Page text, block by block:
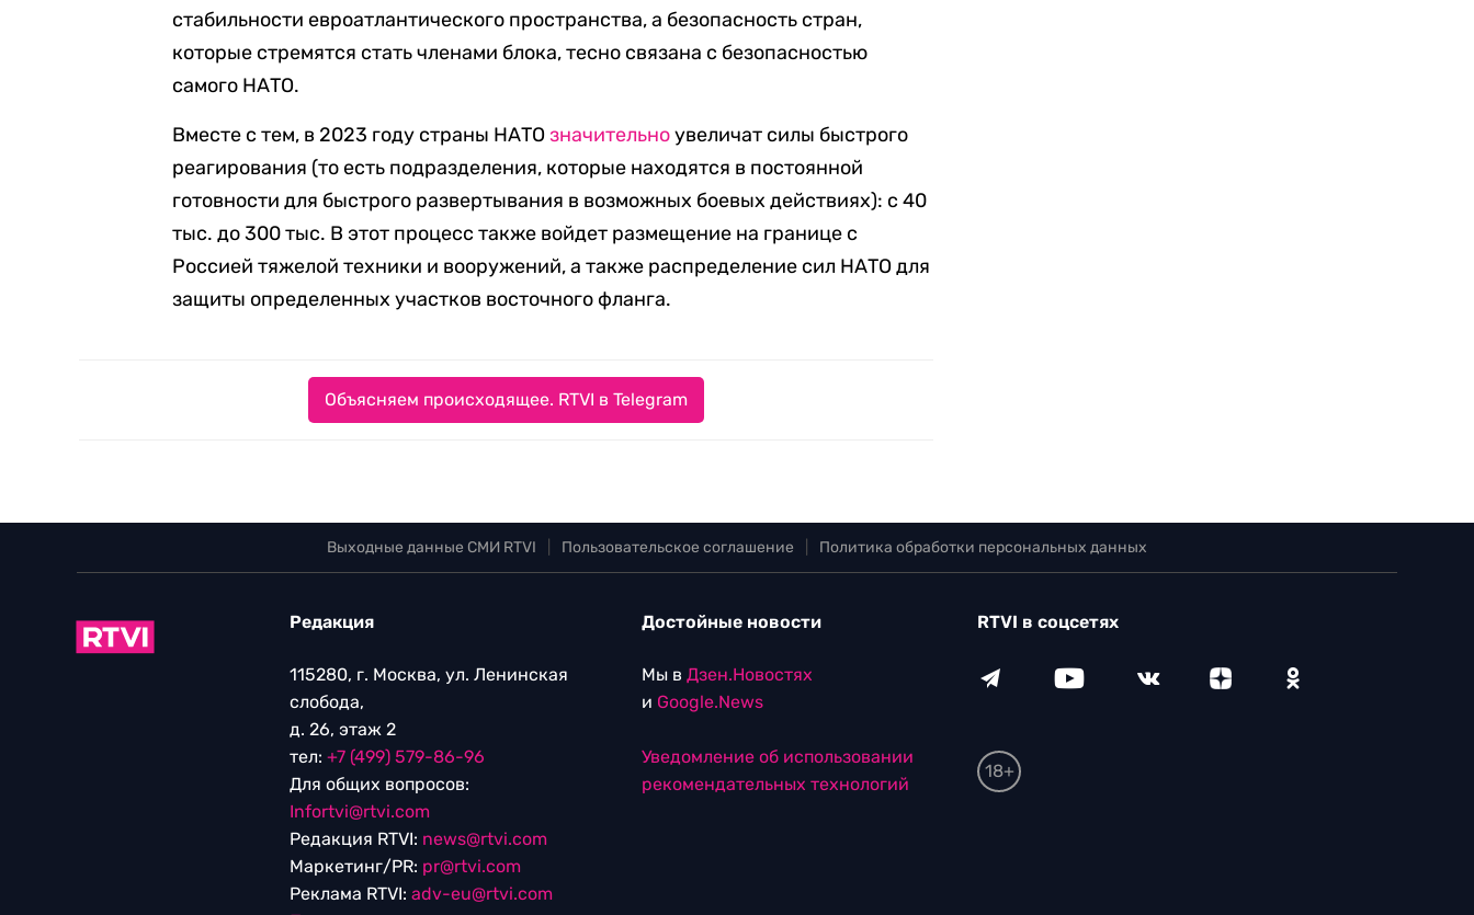
стабильности евроатлантического пространства, а безопасность стран,
которые стремятся стать членами блока, тесно связана с безопасностью
самого НАТО.
Вместе с тем, в 2023 году страны НАТОзначительноувеличат силы быстрого
реагирования (то есть подразделения, которые находятся в постоянной
готовности для быстрого развертывания в возможных боевых действиях): с 40
тыс. до 300 тыс. В этот процесс также войдет размещение на границе с
Россией тяжелой техники и вооружений, а также распределение сил НАТО для
защиты определенных участков восточного фланга.
Объясняем происходящее. RTVI в Telegram
Выходные данные СМИ RTVI Пользовательское соглашение Политика обработки персональных данных
Редакция
115280, г. Москва, ул. Ленинская
слобода,
д. 26, этаж 2
тел: +7 (499) 579-86-96
Для общих вопросов:
Infortvi@rtvi.com
Редакция RTVI: news@rtvi.com
Маркетинг/PR: pr@rtvi.com
Реклама RTVI: adv-eu@rtvi.com
Достойные новости
Мы в Дзен.Новостях
и Google.News
Уведомление об использовании
рекомендательных технологий
RTVI в соцсетях
18+